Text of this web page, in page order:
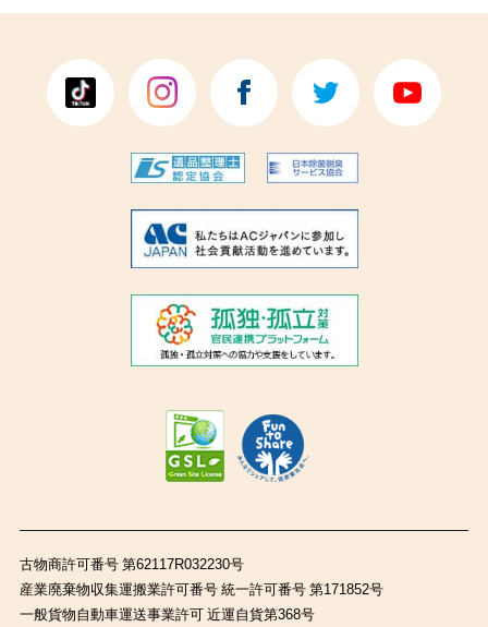
古物商許可番号 第62117R032230号
産業廃棄物収集運搬業許可番号 統一許可番号 第171852号
一般貨物自動車運送事業許可 近運自貨第368号